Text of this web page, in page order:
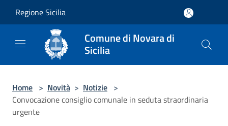
Regione Sicilia
Comune di Novara di
Sicilia
Home > Novità > Notizie >
Convocazione consiglio comunale in seduta straordinaria
urgente